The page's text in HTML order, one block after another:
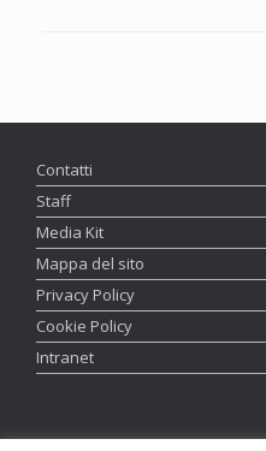
Contatti
Staff
Media Kit
Mappa del sito
Privacy Policy
Cookie Policy
Intranet